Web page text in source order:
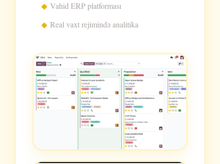
Vahid ERP platforması
Real vaxt rejimində analitika